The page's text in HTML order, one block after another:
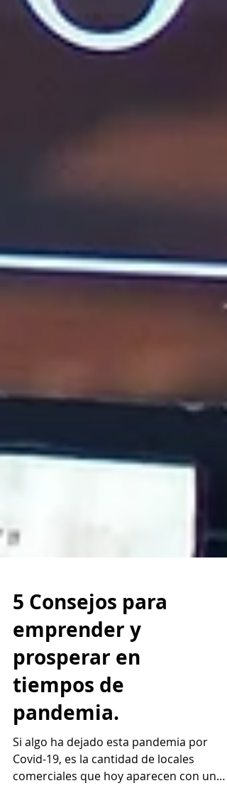
5 Consejos para
emprender y
prosperar en
tiempos de
pandemia.